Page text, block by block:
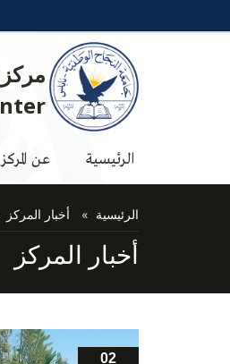
الرئيسية عن المركز
الرئيسية أخبار المركز
أخبار المركز
02